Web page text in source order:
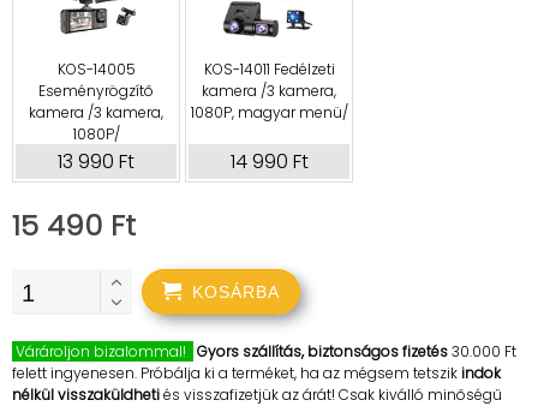
KOS-14005
Eseményrögzítő
kamera /3 kamera,
1080P/
13 990 Ft
KOS-14011 Fedélzeti
kamera /3 kamera,
1080P, magyar menü/
14 990 Ft
15 490 Ft
KOSÁRBA
Várároljon bizalommal! Gyors szállítás, biztonságos fizetés30.000 Ft
felett ingyenesen. Próbálja ki a terméket, ha az mégsem tetszikindok
nélkül visszaküldhetiés visszafizetjük az árát! Csak kiválló minőségű